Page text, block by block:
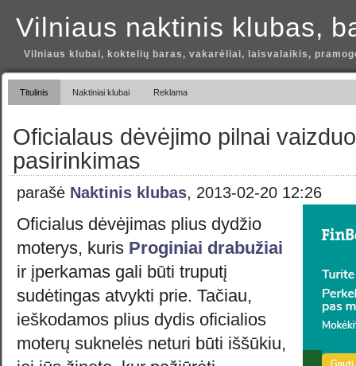
Vilniaus naktinis klubas,
Vilniaus klubai, koktelių baras, vakarėliai, laisvalaikis,
Titulinis Naktiniai klubai Reklama
Oficialaus dėvėjimo pilnai
pasirinkimas
parašė Naktinis klubas, 2013-02-20 12:26
Oficialus dėvėjimas plius dydžio
moterys, kuris Proginiai drabužiai
ir įperkamas gali būti truputį
sudėtingas atvykti prie. Tačiau,
ieškodamos plius dydis oficialios
moterų suknelės neturi būti iššūkiu,